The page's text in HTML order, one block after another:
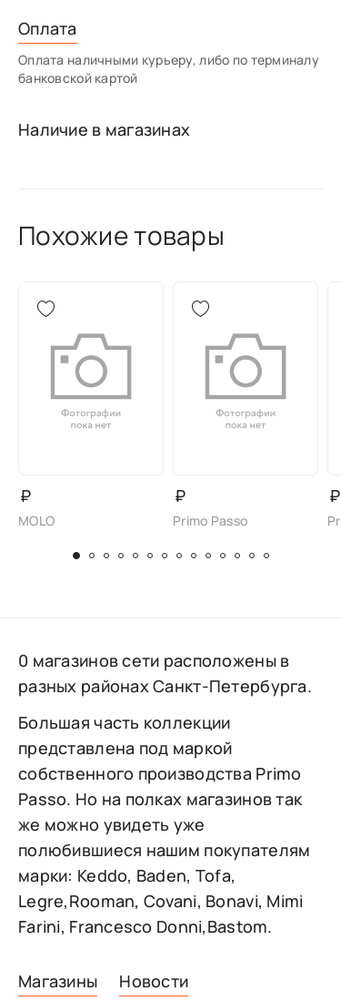
Оплата
Оплата наличными курьеру, либо по терминалу
банковской картой
Наличие в магазинах
Похожие товары
₽
MOLO
₽
Primo Passo
₽
Магазины Новости
0 магазинов сети расположены в
разных районах Санкт-Петербурга.
Большая часть коллекции
представлена под маркой
собственного производства Primo
Passo. Но на полках магазинов так
же можно увидеть уже
полюбившиеся нашим покупателям
марки: Keddo, Baden, Tofa,
Legre,Rooman, Covani, Bonavi, Mimi
Farini, Francesco Donni,Bastom.